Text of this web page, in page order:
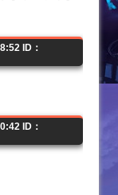
ID：
ID：